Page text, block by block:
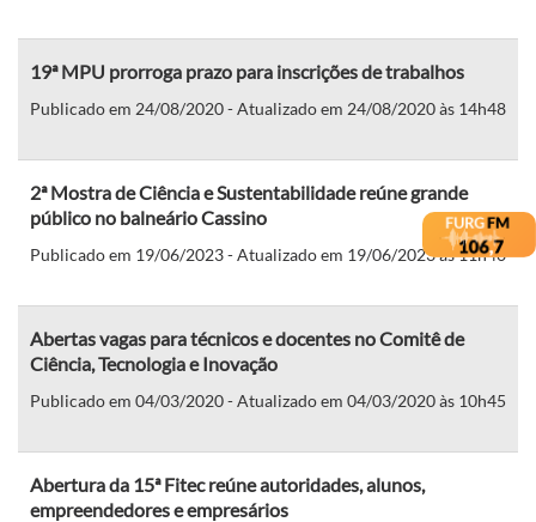
19ª MPU prorroga prazo para inscrições de trabalhos
Publicado em 24/08/2020 - Atualizado em 24/08/2020 às 14h48
2ª Mostra de Ciência e Sustentabilidade reúne grande
público no balneário Cassino
Publicado em 19/06/2023 - Atualizado em 19/06/2023 às 11h40
Abertas vagas para técnicos e docentes no Comitê de
Ciência, Tecnologia e Inovação
Publicado em 04/03/2020 - Atualizado em 04/03/2020 às 10h45
Abertura da 15ª Fitec reúne autoridades, alunos,
empreendedores e empresários